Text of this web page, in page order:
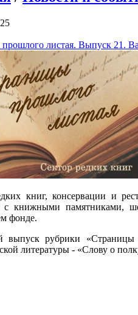
листая. Выпуск 21.
книг, консервации и
с книжными памятниками,
фонде.
выпуск рубрики
литературы - «Слову о